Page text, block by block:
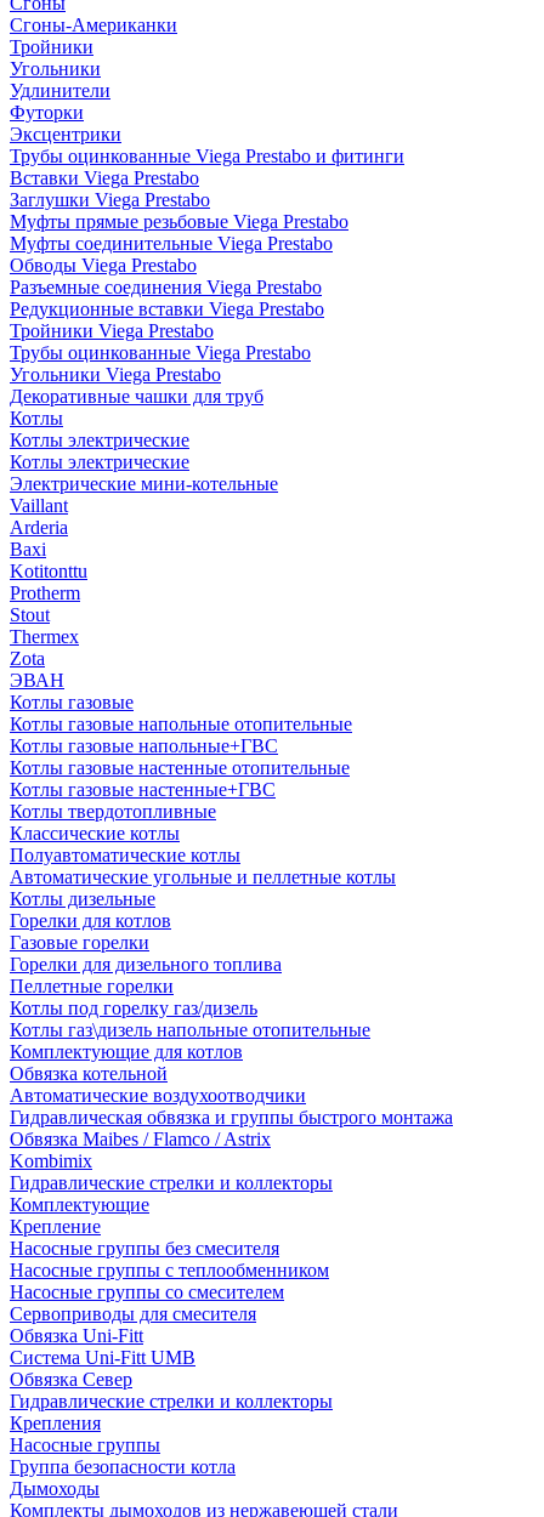
Сгоны-Американки
Тройники
Угольники
Удлинители
Футорки
Эксцентрики
Трубы оцинкованные Viega Prestabo и фитинги
Вставки Viega Prestabo
Заглушки Viega Prestabo
Муфты прямые резьбовые Viega Prestabo
Муфты соединительные Viega Prestabo
Обводы Viega Prestabo
Разъемные соединения Viega Prestabo
Редукционные вставки Viega Prestabo
Тройники Viega Prestabo
Трубы оцинкованные Viega Prestabo
Угольники Viega Prestabo
Декоративные чашки для труб
Котлы
Котлы электрические
Котлы электрические
Электрические мини-котельные
Vaillant
Arderia
Baxi
Kotitonttu
Protherm
Stout
Thermex
Zota
ЭВАН
Котлы газовые
Котлы газовые напольные отопительные
Котлы газовые напольные+ГВС
Котлы газовые настенные отопительные
Котлы газовые настенные+ГВС
Котлы твердотопливные
Классические котлы
Полуавтоматические котлы
Автоматические угольные и пеллетные котлы
Котлы дизельные
Горелки для котлов
Газовые горелки
Горелки для дизельного топлива
Пеллетные горелки
Котлы под горелку газ/дизель
Котлы газ\дизель напольные отопительные
Комплектующие для котлов
Обвязка котельной
Автоматические воздухоотводчики
Гидравлическая обвязка и группы быстрого монтажа
Обвязка Maibes / Flamco / Astrix
Kombimix
Гидравлические стрелки и коллекторы
Комплектующие
Крепление
Насосные группы без смесителя
Насосные группы с теплообменником
Насосные группы со смесителем
Сервоприводы для смесителя
Обвязка Uni-Fitt
Система Uni-Fitt UMB
Обвязка Север
Гидравлические стрелки и коллекторы
Крепления
Насосные группы
Группа безопасности котла
Дымоходы
Комплекты дымоходов из нержавеющей стали